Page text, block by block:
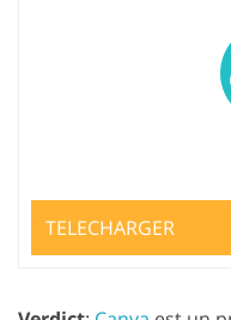
TELECHARGER